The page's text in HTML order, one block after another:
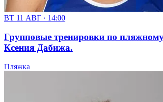
ВТ 11 АВГ · 14:00
Групповые тренировки по
Ксения Дабижа.
Пляжка